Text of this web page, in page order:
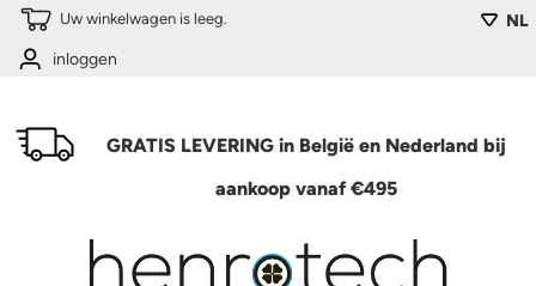
Overslaan en naar de algemene inhoud gaan NL
Uw winkelwagen is leeg.
inloggen
GRATIS LEVERING in België en Nederland bij
aankoop vanaf €495